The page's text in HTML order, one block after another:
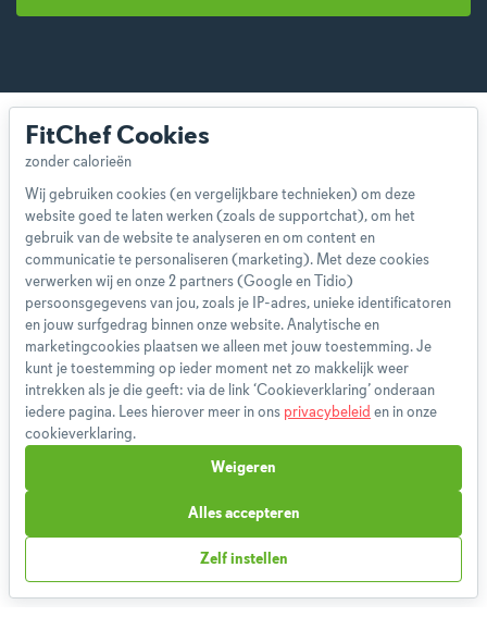
Over ons
Team
App
Blog
Disclaimer
Gebruikersvoorwaarden
Methodologie
Privacybeleid
Cookieverklaring
Betaalmethoden
Klachtenprocedure
Partnerprogramma
FitChef Cookies
Wij gebruiken cookies (en vergelijkbare technieken) om deze
website goed te laten werken (zoals de supportchat), om het
gebruik van de website te analyseren en om content en
communicatie te personaliseren (marketing). Met deze cookies
verwerken wij en onze 2 partners (Google en Tidio)
persoonsgegevens van jou, zoals je IP-adres, unieke identificatoren
en jouw surfgedrag binnen onze website. Analytische en
marketingcookies plaatsen we alleen met jouw toestemming. Je
kunt je toestemming op ieder moment net zo makkelijk weer
intrekken als je die geeft: via de link ‘Cookieverklaring’ onderaan
iedere pagina. Lees hierover meer in ons privacybeleid en in onze
cookieverklaring.
Zelf instellen
Weigeren
Alles accepteren